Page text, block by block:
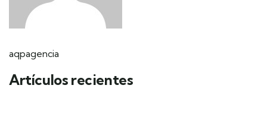
aqpagencia
Artículos recientes